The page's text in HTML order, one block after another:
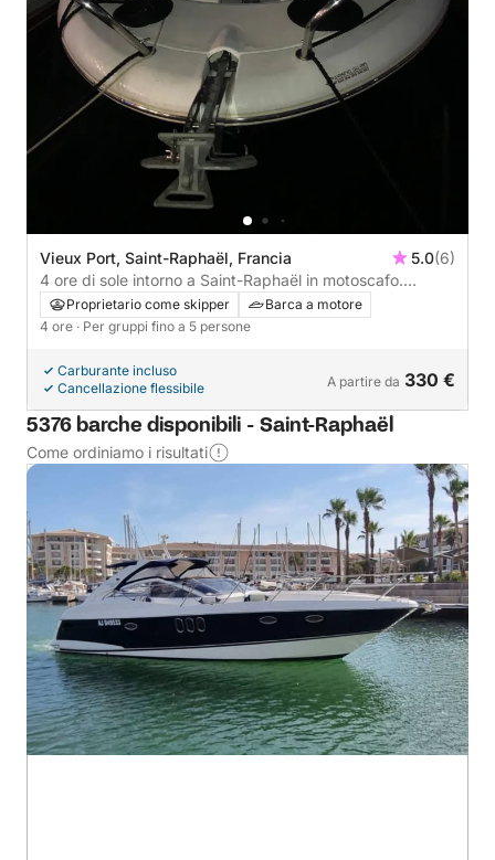
Vieux Port, Saint-Raphaël, Francia 5.0(6)
4 ore di sole intorno a Saint-Raphaël in motoscafo.
Skipper e carburante inclusi.
Proprietario come skipper
Barca a motore
4 ore · Per gruppi fino a 5 persone
Carburante incluso
Cancellazione flessibile
A partire da 330 €
5376 barche disponibili - Saint-Raphaël
Come ordiniamo i risultati